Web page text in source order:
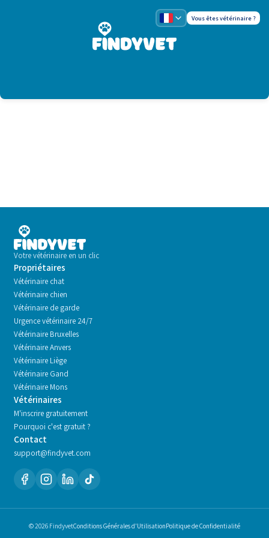
Vous êtes vétérinaire ?
Votre vétérinaire en un clic
Propriétaires
Vétérinaire chat
Vétérinaire chien
Vétérinaire de garde
Urgence vétérinaire 24/7
Vétérinaire Bruxelles
Vétérinaire Anvers
Vétérinaire Liège
Vétérinaire Gand
Vétérinaire Mons
Vétérinaires
M'inscrire gratuitement
Pourquoi c'est gratuit ?
Contact
support@findyvet.com
© 2026 FindyvetConditions Générales d'UtilisationPolitique de Confidentialité